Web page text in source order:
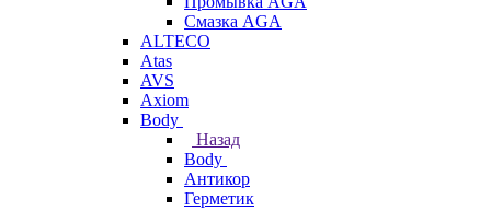
Смазка AGA
ALTECO
Atas
AVS
Axiom
Body
Назад
Body
Антикор
Герметик